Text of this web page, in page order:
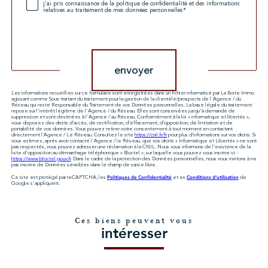
j'ai pris connaissance de la politique de confidentialité et des informations
relatives au traitement de mes données personnelles*
envoyer
Les informations recueillies sur ce formulaire sont enregistrées dans un fichier informatisé par La Boite Immo
agissant comme Sous-traitant du traitement pour la gestion de la clientèle/prospects de l'Agence / du
Réseau qui reste Responsable du Traitement de vos Données personnelles. La base légale du traitement
repose sur l'intérêt légitime de l'Agence / du Réseau. Elles sont conservées jusqu'à demande de
suppression et sont destinées à l'Agence / au Réseau. Conformément à la loi « informatique et libertés »,
vous disposez des droits d’accès, de rectification, d’effacement, d’opposition, de limitation et de
portabilité de vos données. Vous pouvez retirer votre consentement à tout moment en contactant
directement l’Agence / Le Réseau. Consultez le site https://cnil.fr/frpour plus d’informations sur vos droits. Si
vous estimez, après avoir contacté l'Agence / le Réseau, que vos droits « Informatique et Libertés » ne sont
pas respectés, vous pouvez adresser une réclamation à la CNIL. Nous vous informons de l’existence de la
liste d'opposition au démarchage téléphonique « Bloctel », sur laquelle vous pouvez vous inscrire ici :
https://www.bloctel.gouv.fr. Dans le cadre de la protection des Données personnelles, nous vous invitons à ne
pas inscrire de Données sensibles dans le champ de saisie libre.
Ce site est protégé par reCAPTCHA, les Politiques de Confidentialité et es Conditions d'utilisation de
Google s'appliquent.
Ces biens peuvent vous
intéresser